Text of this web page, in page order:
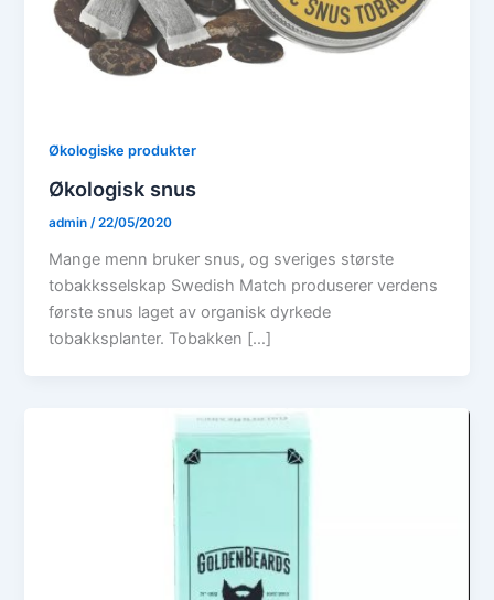
Økologiske produkter
Økologisk snus
admin/22/05/2020
Mange menn bruker snus, og sveriges største
tobakksselskap Swedish Match produserer verdens
første snus laget av organisk dyrkede
tobakksplanter. Tobakken […]